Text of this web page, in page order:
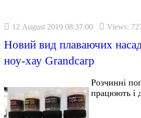
12 August 2019 08:37:00 Views:
Новий вид плаваючих
ноу-хау Grandcarp
Розчинні
працюють і